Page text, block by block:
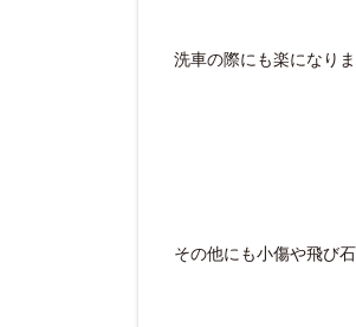
洗車の際にも楽になり
その他にも小傷や飛び